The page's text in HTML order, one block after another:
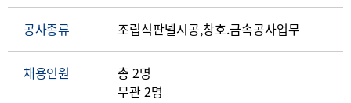
공사종류 조립식판넬시공,창호.금속공사업무
채용인원
총 2명
무관 2명